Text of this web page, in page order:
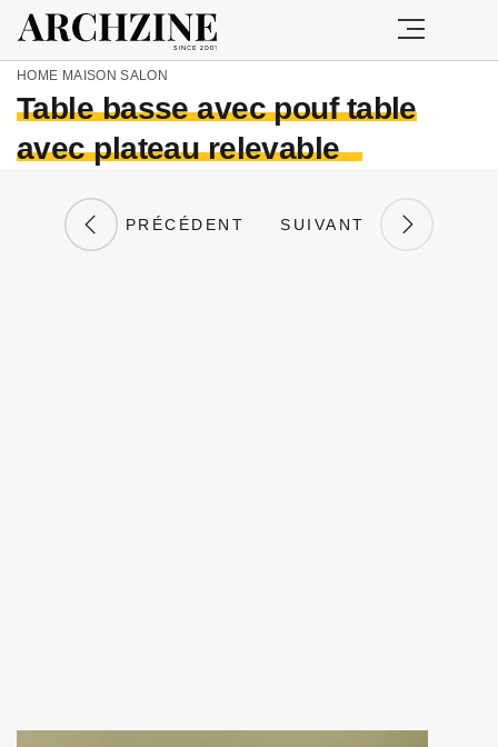
HOME MAISON SALON
Table basse avec pouf table
avec plateau relevable
PRÉCÉDENT SUIVANT